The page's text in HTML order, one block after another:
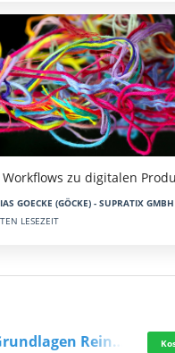
zu digitalen
GOECKE (GÖCKE) - SUPRATIX GMBH
LESEZEIT
Rein…